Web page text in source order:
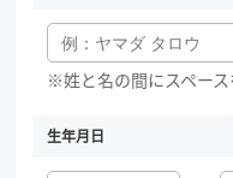
※姓と名の間にスペース
生年月日